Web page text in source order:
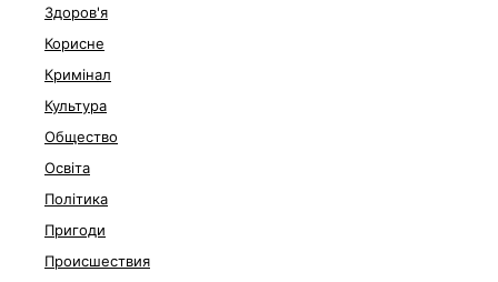
Здоров'я
Корисне
Кримінал
Культура
Общество
Освіта
Політика
Пригоди
Происшествия